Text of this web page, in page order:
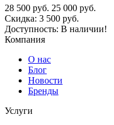
28 500 руб. 25 000 руб.
Скидка: 3 500 руб.
Доступность: В наличии!
Компания
О нас
Блог
Новости
Бренды
Услуги